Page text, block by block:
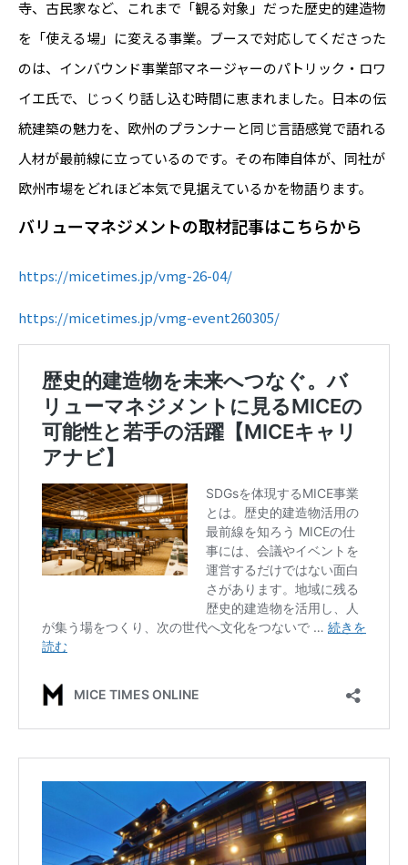
寺、古民家など、これまで「観る対象」だった歴史的建造物
を「使える場」に変える事業。ブースで対応してくださった
のは、インバウンド事業部マネージャーのパトリック・ロワ
イエ氏で、じっくり話し込む時間に恵まれました。日本の伝
統建築の魅力を、欧州のプランナーと同じ言語感覚で語れる
人材が最前線に立っているのです。その布陣自体が、同社が
欧州市場をどれほど本気で見据えているかを物語ります。
バリューマネジメントの取材記事はこちらから
https://micetimes.jp/vmg-26-04/
https://micetimes.jp/vmg-event260305/